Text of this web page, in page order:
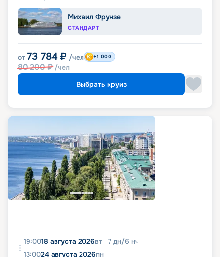
Михаил Фрунзе
СТАНДАРТ
от 73 784 ₽ /чел
80 200₽ /чел
+1 000
Выбрать круиз
19:0018 августа 2026вт 7 дн/6 нч
13:0024 августа 2026пн